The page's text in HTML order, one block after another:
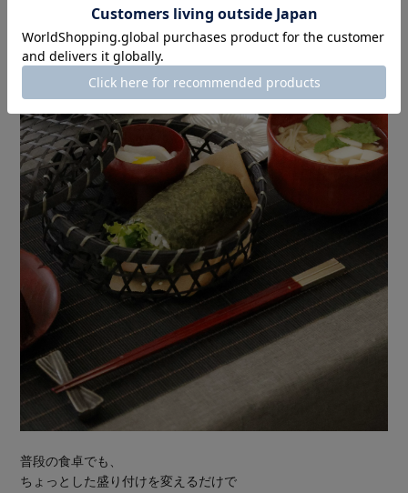
おもてなしの際の
バスケットとしても活躍します
普段の食卓でも、
ちょっとした盛り付けを変えるだけで